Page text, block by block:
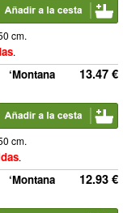
cm.
.
13.47 €
cm.
.
12.93 €